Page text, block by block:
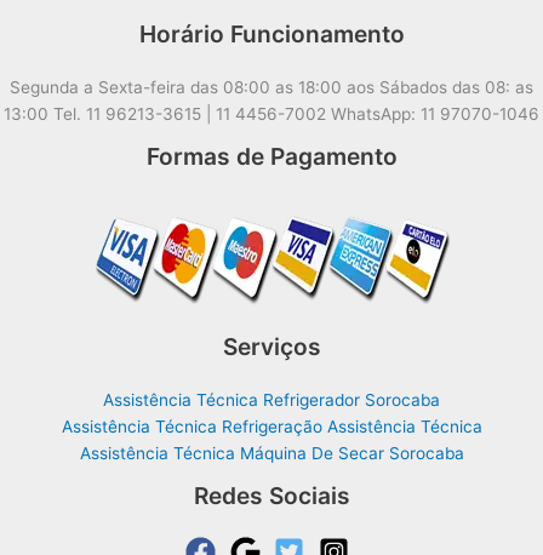
Horário Funcionamento
Segunda a Sexta-feira das 08:00 as 18:00 aos Sábados das 08: as
13:00 Tel. 11 96213-3615 | 11 4456-7002 WhatsApp: 11 97070-1046
Formas de Pagamento
Serviços
Assistência Técnica Refrigerador Sorocaba
Assistência Técnica Refrigeração Assistência Técnica
Assistência Técnica Máquina De Secar Sorocaba
Redes Sociais